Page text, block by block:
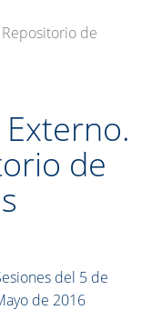
de
de
del 5 de
de 2016